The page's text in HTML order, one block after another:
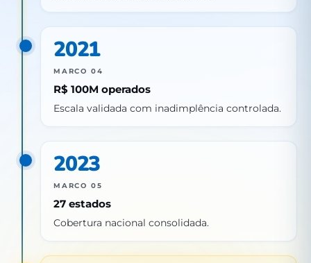
2021
MARCO 04
R$ 100M operados
Escala validada com inadimplência controlada.
2023
MARCO 05
27 estados
Cobertura nacional consolidada.